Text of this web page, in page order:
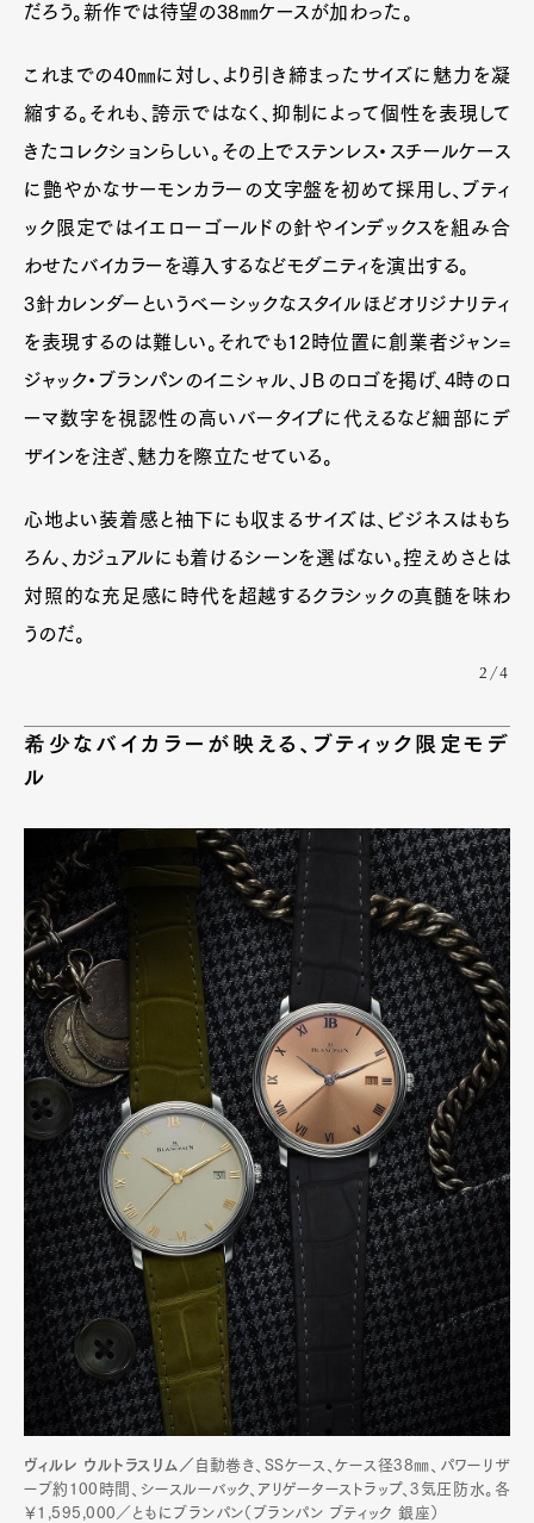
だろう。新作では待望の38㎜ケースが加わった。
これまでの40㎜に対し、より引き締まったサイズに魅力を凝
縮する。それも、誇示ではなく、抑制によって個性を表現して
きたコレクションらしい。その上でステンレス・スチールケース
に艶やかなサーモンカラーの文字盤を初めて採用し、ブティ
ック限定ではイエローゴールドの針やインデックスを組み合
わせたバイカラーを導入するなどモダニティを演出する。
3針カレンダーというベーシックなスタイルほどオリジナリティ
を表現するのは難しい。それでも12時位置に創業者ジャン=
ジャック・ブランパンのイニシャル、ＪＢのロゴを掲げ、4時のロ
ーマ数字を視認性の高いバータイプに代えるなど細部にデ
ザインを注ぎ、魅力を際立たせている。
心地よい装着感と袖下にも収まるサイズは、ビジネスはもち
ろん、カジュアルにも着けるシーンを選ばない。控えめさとは
対照的な充足感に時代を超越するクラシックの真髄を味わ
うのだ。
2/4
希少なバイカラーが映える、ブティック限定モデ
ル
ヴィルレ ウルトラスリム／ 自動巻き、SSケース、ケース径38㎜、パワーリザ
ーブ約100時間、シースルーバック、アリゲーターストラップ、3気圧防水。各
￥1,595,000／ともにブランパン（ブランパン ブティック 銀座）